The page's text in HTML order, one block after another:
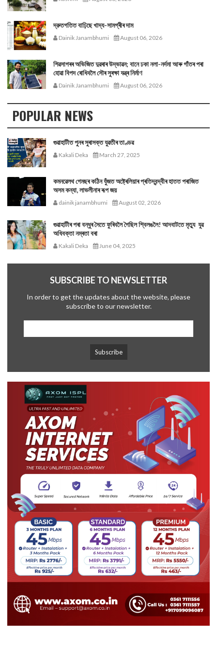
দ্রুতগতিত বাঢ়িছে খাদ্য-সামগ্ৰীৰ দাম
Dainik Janambhumi August 06, 2026
শিৱসাগৰৰ অভিজিত দুৱৰাৰ উদ্ভাৱন; বানে ঢকা নলা-নৰ্দমা আৰু গাঁতৰ পৰা
হোৱা বিপদ ৰোধিবলৈ সৌৰ সুৰক্ষা যন্ত্ৰ নিৰ্মাণ
Dainik Janambhumi August 06, 2026
POPULAR NEWS
গুৱাহাটীত পুনৰ সুৰাসক্ত যুৱতীৰ তাণ্ডৱ
Kakali Deka March 27, 2025
কমনৱেলথ গেমছৰ কঠিন যুঁজত অষ্ট্ৰেলিয়াৰ প্ৰতিদ্বন্দ্বীৰ হাতত পৰাজিত
অসম কন্যা, লাভলীনাৰ ৰূপ জয়
dainik janambhumi August 02, 2026
গুৱাহাটীৰ পৰা বন্ধুৰ সৈতে ফুৰিবলৈ গৈছিল শ্বিলঙলৈ! আদবাটতে মৃত্যু যুৱ
অধিবক্তা নম্ৰতা বৰা
Kakali Deka June 04, 2025
SUBSCRIBE TO NEWSLETTER
In order to get the updates about the website, please
subscribe to our newsletter.